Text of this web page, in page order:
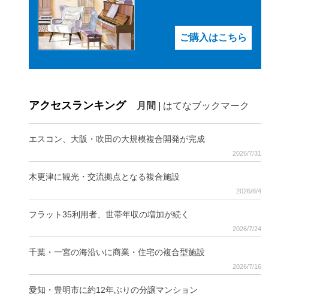
ご購入はこちら
アクセスランキング 月間 はてなブックマーク
エスコン、大阪・吹田の大規模複合開発が完成
2026/7/31
木更津に観光・交流拠点となる複合施設
2026/8/4
フラット35利用者、世帯年収の増加が続く
2026/7/24
千葉・一宮の海沿いに商業・住宅の複合型施設
2026/7/16
愛知・豊明市に約12年ぶりの分譲マンション